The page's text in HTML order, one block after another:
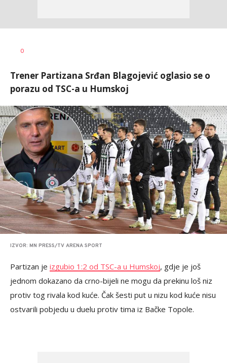
AUTOR
0
Trener Partizana Srđan Blagojević oglasio se o
porazu od TSC-a u Humskoj
IZVOR: MN PRESS/TV ARENA SPORT
Partizan je izgubio 1:2 od TSC-a u Humskoj, gdje je još
jednom dokazano da crno-bijeli ne mogu da prekinu loš niz
protiv tog rivala kod kuće. Čak šesti put u nizu kod kuće nisu
ostvarili pobjedu u duelu protiv tima iz Bačke Topole.